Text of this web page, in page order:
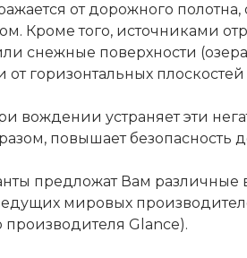
от дорожного полотна,
Кроме того, источниками
снежные поверхности
от горизонтальных
вождении устраняет эти
повышает безопасность
предложат Вам различные
мировых
Glance).